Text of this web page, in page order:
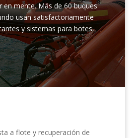
en mente. Más de 60 buques
usan satisfactoriamente
y sistemas para botes.
a flote y recuperación de